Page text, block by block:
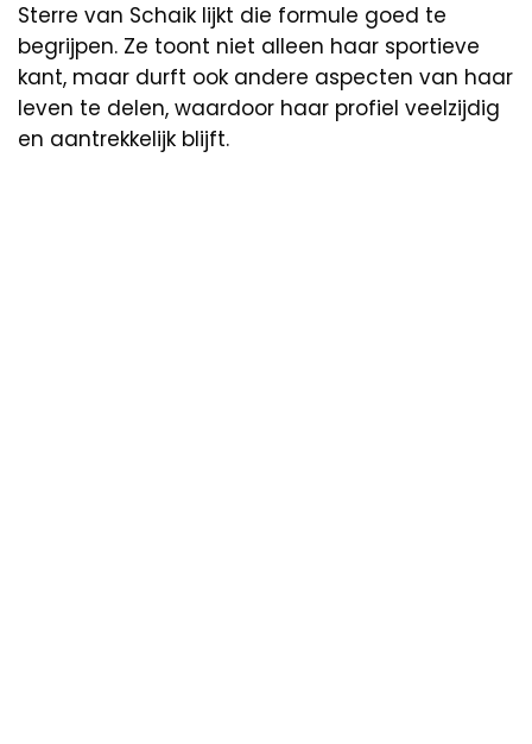
Sterre van Schaik lijkt die formule goed te
begrijpen. Ze toont niet alleen haar sportieve
kant, maar durft ook andere aspecten van haar
leven te delen, waardoor haar profiel veelzijdig
en aantrekkelijk blijft.